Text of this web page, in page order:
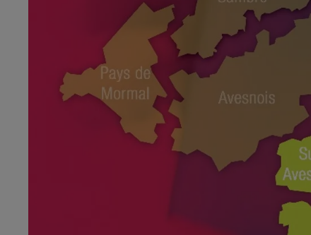
6h00 - 9h00
Le réveil de Canal FM